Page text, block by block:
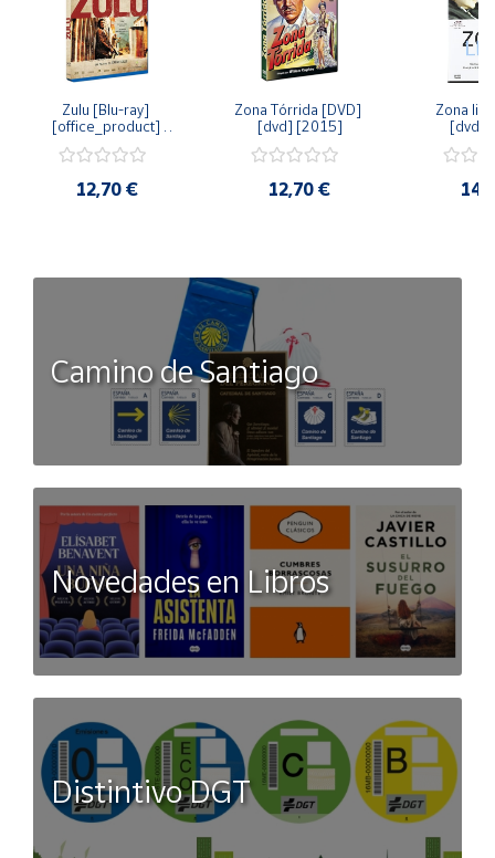
Zulu [Blu-ray]
[office_product]
12,70 €
Zona Tórrida [DVD]
[dvd] [2015]
12,70 €
Zona
[dvd]
Camino de Santiago
Novedades en Libros
Distintivo DGT